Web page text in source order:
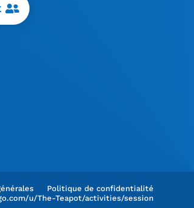
Politique de confidentialité
u/The-Teapot/activities/session